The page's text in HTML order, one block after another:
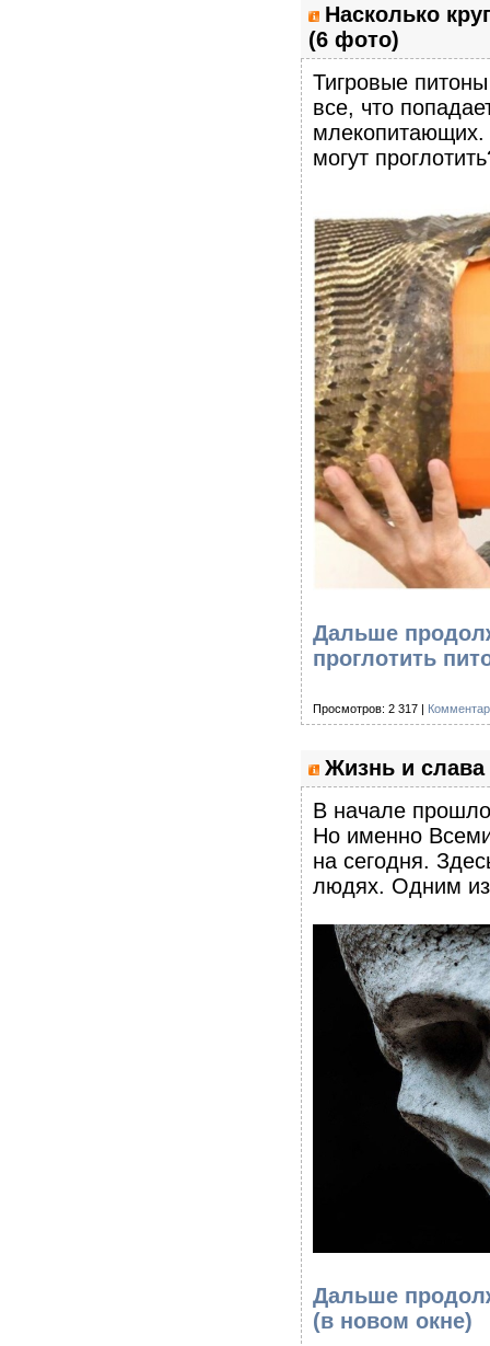
Насколько
(6 фото)
Тигровые
все, что
млекопитающих.
могут
Дальше
проглотить
Просмотров: 2 317 |
Жизнь и
В начале
Но именно
на сегодня.
людях. Одним из
Дальше
(в новом окне)